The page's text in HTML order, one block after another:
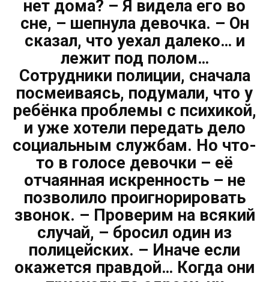
нет дома? – Я видела его во
сне, – шепнула девочка. – Он
сказал, что уехал далеко… и
лежит под полом…
Сотрудники полиции, сначала
посмеиваясь, подумали, что у
ребёнка проблемы с психикой,
и уже хотели передать дело
социальным службам. Но что-
то в голосе девочки – её
отчаянная искренность – не
позволило проигнорировать
звонок. – Проверим на всякий
случай, – бросил один из
полицейских. – Иначе если
окажется правдой… Когда они